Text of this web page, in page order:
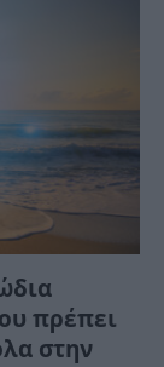
πρέπει
στην